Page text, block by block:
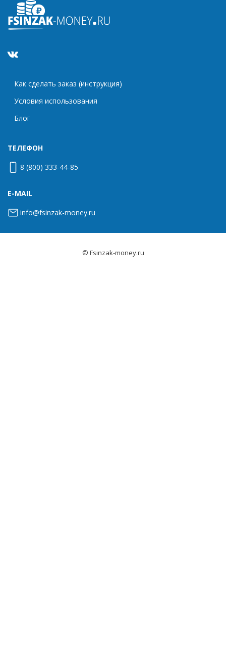
Как сделать заказ (инструкция)
Условия использования
Блог
ТЕЛЕФОН
8 (800) 333-44-85
E-MAIL
info@fsinzak-money.ru
© Fsinzak-money.ru